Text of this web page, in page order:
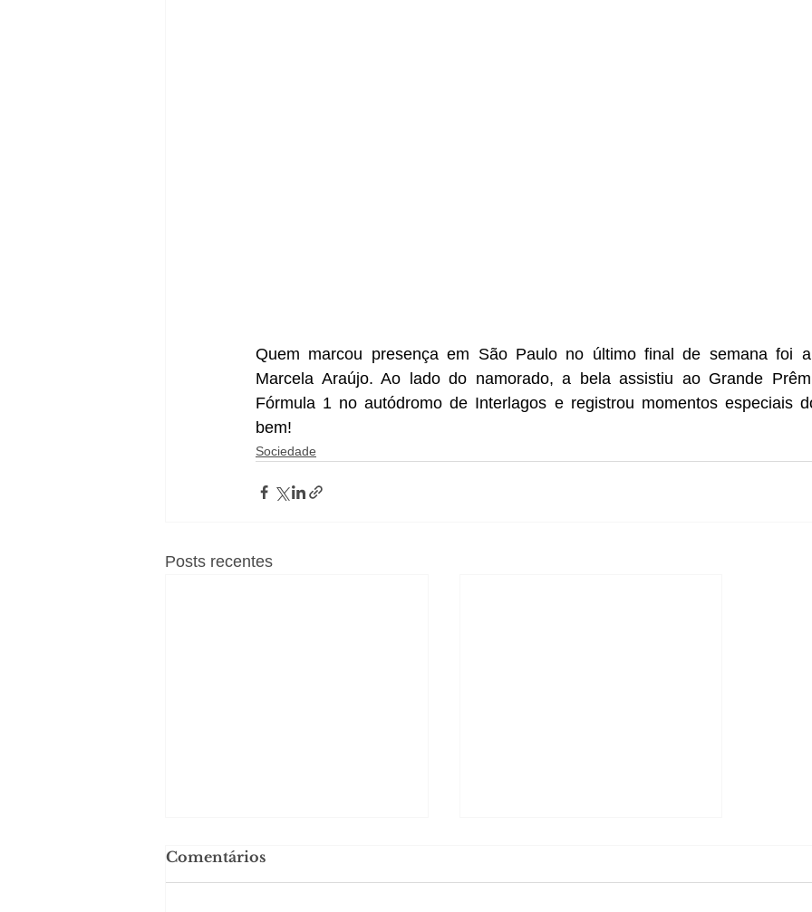
Quem marcou presença em São Paulo no último final de semana foi a
Marcela Araújo. Ao lado do namorado, a bela assistiu ao Grande
Fórmula 1 no autódromo de Interlagos e registrou momentos especiais
bem!
Sociedade
Posts recentes
Comentários